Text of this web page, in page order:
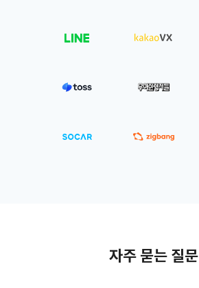
자주 묻는 질문